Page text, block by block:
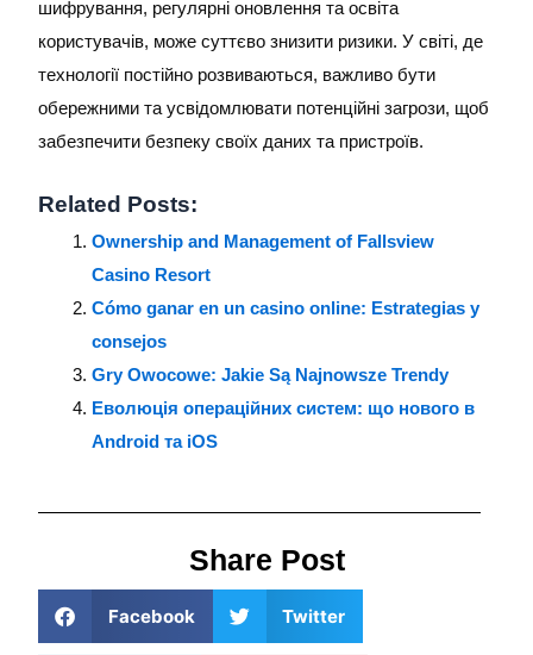
шифрування, регулярні оновлення та освіта
користувачів, може суттєво знизити ризики. У світі, де
технології постійно розвиваються, важливо бути
обережними та усвідомлювати потенційні загрози, щоб
забезпечити безпеку своїх даних та пристроїв.
Related Posts:
Ownership and Management of Fallsview
Casino Resort
Cómo ganar en un casino online: Estrategias y
consejos
Gry Owocowe: Jakie Są Najnowsze Trendy
Еволюція операційних систем: що нового в
Android та iOS
Share Post
Facebook Twitter